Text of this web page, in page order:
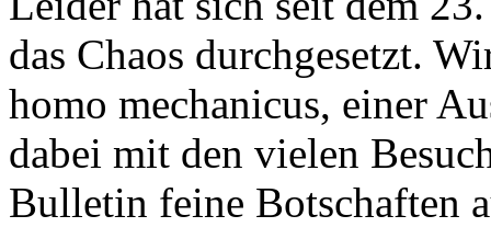
das Chaos durchgesetzt.
homo mechanicus, einer
dabei mit den vielen
Bulletin feine Botschaften